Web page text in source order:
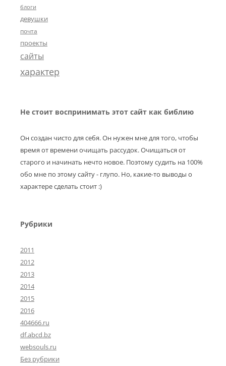
блоги
девушки
почта
проекты
сайты
характер
Не стоит воспринимать этот сайт как библию
Он создан чисто для себя. Он нужен мне для того, чтобы
время от времени очищать рассудок. Очищаться от
старого и начинать нечто новое. Поэтому судить на 100%
обо мне по этому сайту - глупо. Но, какие-то выводы о
характере сделать стоит :)
Рубрики
2011
2012
2013
2014
2015
2016
404666.ru
df.abcd.bz
websouls.ru
Без рубрики